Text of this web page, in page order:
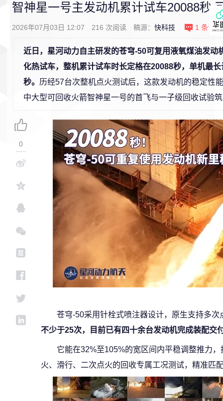
智神星一号主发动机累计试车20088秒
2026年07月03日 12:07 216 次阅读 稿源： 快科技 1 条评论
近日，星河动力自主研发的苍穹-50可复用液氧煤油发动
化热试车，整机累计试车时长定格在20088秒，单机最
秒。 历经57台次整机点火测试后，这款发动机的稳定性
中大型可回收火箭智神星一号的首飞与一子级回收试验
苍穹-50采用针栓式喷注器设计，原生支持多次
不少于25次，目前已有四十余台发动机完成装配交
它能在32%至105%的宽区间内平稳调整推力
火、滑行、二次点火的回收专属工况测试，精准匹
0